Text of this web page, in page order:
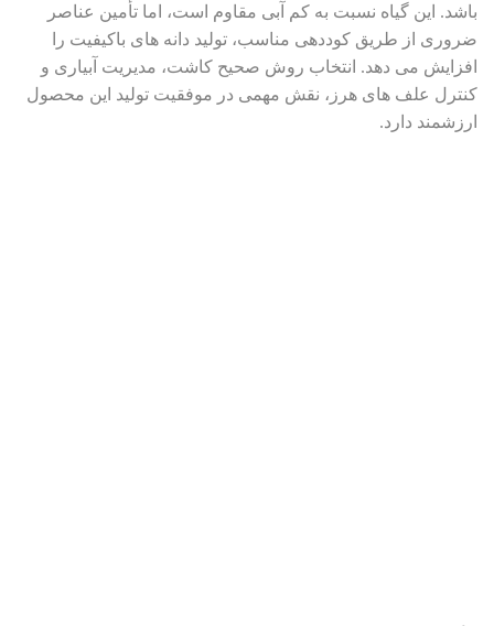
باشد. این گیاه نسبت به کم آبی مقاوم است، اما تأمین عناصر
ضروری از طریق کوددهی مناسب، تولید دانه های باکیفیت را
افزایش می دهد. انتخاب روش صحیح کاشت، مدیریت آبیاری و
کنترل علف های هرز، نقش مهمی در موفقیت تولید این محصول
ارزشمند دارد.